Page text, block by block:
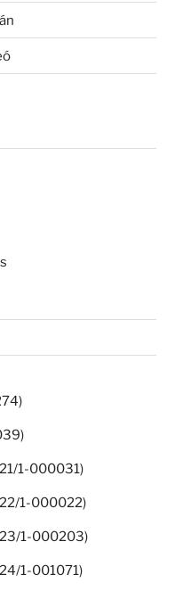
1-000031)
1-000022)
1-000203)
1-001071)